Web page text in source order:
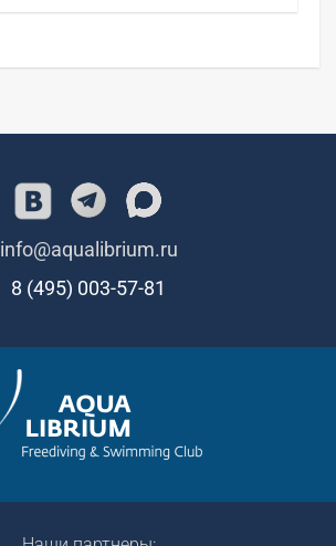
info@aqualibrium.ru
8 (495) 003-57-81